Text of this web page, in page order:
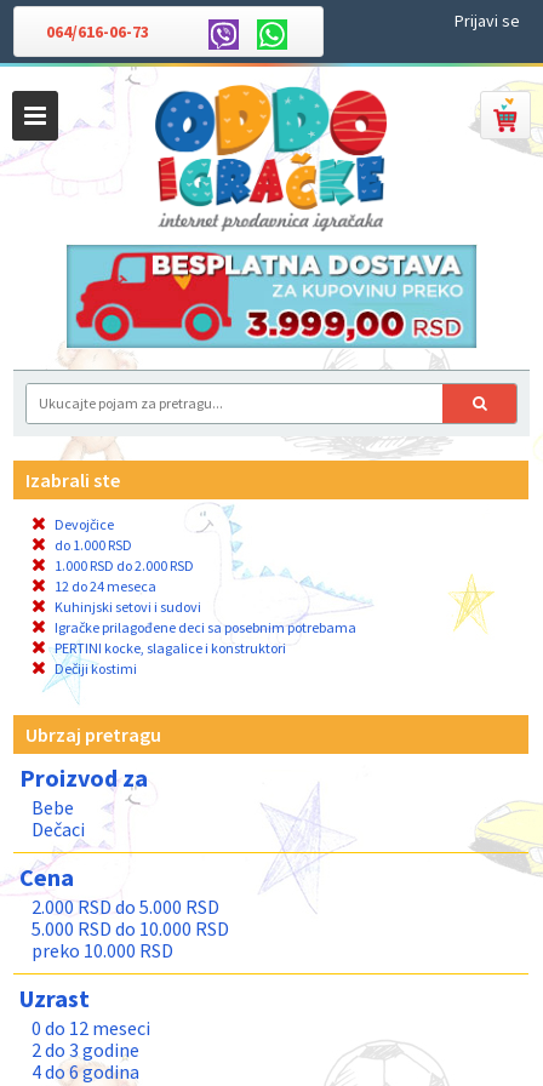
064/616-06-73 Prijavi se
Izabrali ste
Devojčice
do 1.000 RSD
1.000 RSD do 2.000 RSD
12 do 24 meseca
Kuhinjski setovi i sudovi
Igračke prilagođene deci sa posebnim potrebama
PERTINI kocke, slagalice i konstruktori
Dečiji kostimi
Ubrzaj pretragu
Proizvod za
Bebe
Dečaci
Cena
2.000 RSD do 5.000 RSD
5.000 RSD do 10.000 RSD
preko 10.000 RSD
Uzrast
0 do 12 meseci
2 do 3 godine
4 do 6 godina